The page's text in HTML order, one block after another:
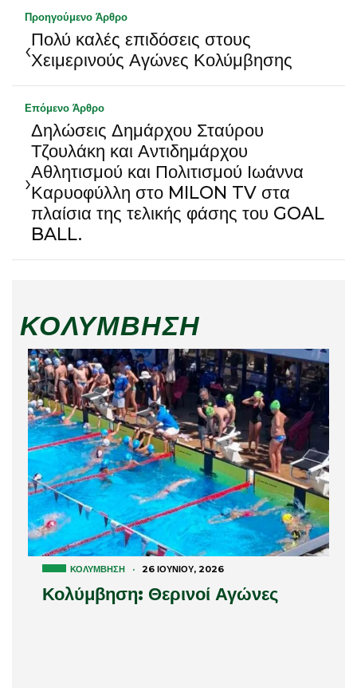
Προηγούμενο Άρθρο
‹Πολύ καλές επιδόσεις στους
Χειμερινούς Αγώνες Κολύμβησης
Επόμενο Άρθρο
›
Δηλώσεις Δημάρχου Σταύρου
Τζουλάκη και Αντιδημάρχου
Αθλητισμού και Πολιτισμού Ιωάννα
Καρυοφύλλη στο MILON TV στα
πλαίσια της τελικής φάσης του GOAL
BALL.
ΚΟΛΎΜΒΗΣΗ
ΚΟΛΎΜΒΗΣΗ · 26 ΙΟΥΝΊΟΥ, 2026
Κολύμβηση: Θερινοί Αγώνες